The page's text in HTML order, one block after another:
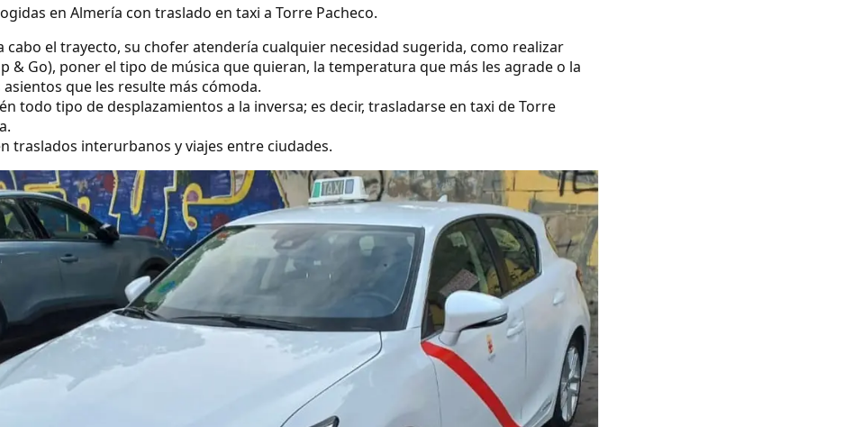
en Almería con traslado en taxi a Torre Pacheco.
cabo el trayecto, su chofer atendería cualquier necesidad sugerida, como realizar
& Go), poner el tipo de música que quieran, la temperatura que más les agrade o la
que les resulte más cómoda.
todo tipo de desplazamientos a la inversa; es decir, trasladarse en taxi de Torre
traslados interurbanos y viajes entre ciudades.